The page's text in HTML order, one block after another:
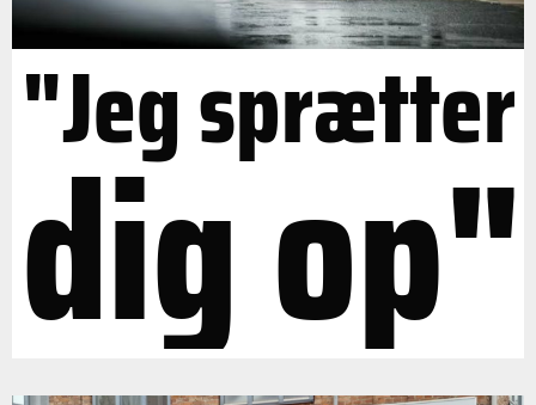
"Jeg sprætter
dig op"